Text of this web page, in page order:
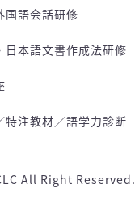
国語会話研修
日本語文書作成法研修
特注教材／語学力診断
All Right Reserved.